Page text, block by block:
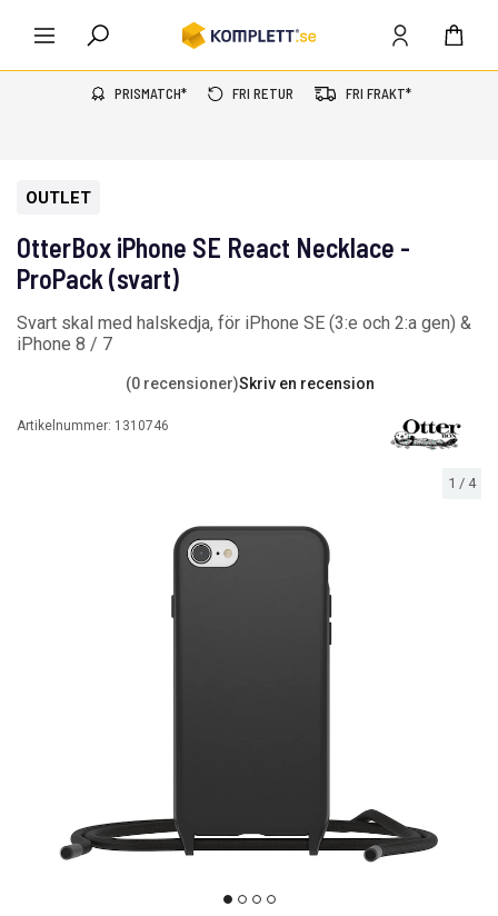
PRISMATCH* FRI RETUR FRI FRAKT*
1 / 4
OUTLET
OtterBox iPhone SE React Necklace -
ProPack (svart)
Svart skal med halskedja, för iPhone SE (3:e och 2:a gen) &
iPhone 8 / 7
(0 recensioner)Skriv en recension
Artikelnummer: 1310746